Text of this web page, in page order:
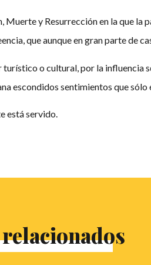
Muerte y Resurrección en la que
que aunque en gran parte de
turístico o cultural, por la influencia
escondidos sentimientos que
está servido.